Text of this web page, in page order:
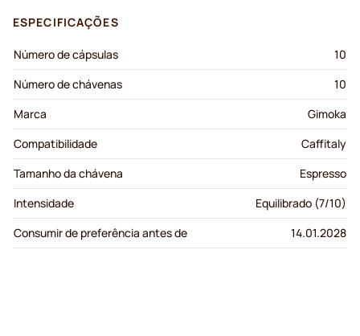
ESPECIFICAÇÕES
Número de cápsulas
10
Número de chávenas
10
Marca
Gimoka
Compatibilidade
Caffitaly
Tamanho da chávena
Espresso
Intensidade
Equilibrado (7/10)
Consumir de preferência antes de
14.01.2028